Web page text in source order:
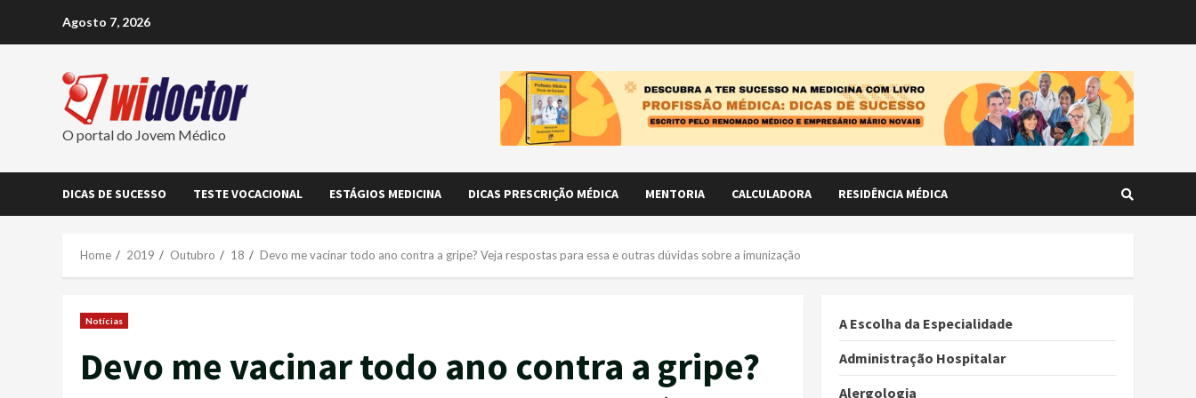
Agosto 7, 2026
O portal do Jovem Médico
DICAS DE SUCESSO TESTE VOCACIONAL ESTÁGIOS MEDICINA DICAS PRESCRIÇÃO MÉDICA MENTORIA CALCULADORA RESIDÊNCIA MÉDICA
Home 2019 Outubro 18 Devo me vacinar todo ano contra a gripe? Veja respostas para essa e outras dúvidas sobre a imunização
Notícias
Devo me vacinar todo ano contra a gripe?
A Escolha da Especialidade
Administração Hospitalar
Alergologia